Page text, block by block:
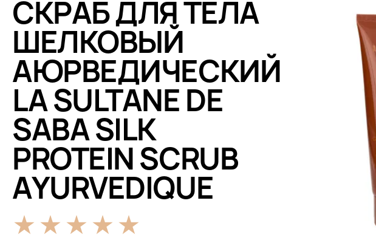
СКРАБ ДЛЯ ТЕЛА
ШЕЛКОВЫЙ
АЮРВЕДИЧЕСКИЙ
LA SULTANE DE
SABA SILK
PROTEIN SCRUB
AYURVEDIQUE